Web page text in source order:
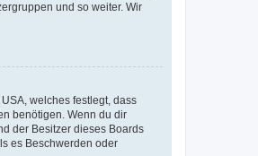
und so weiter. Wir
welches festlegt, dass
benötigen. Wenn du dir
der Besitzer dieses Boards
es Beschwerden oder